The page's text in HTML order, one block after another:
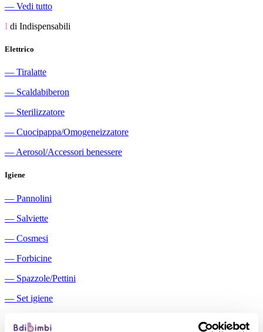
― Vedi tutto
I di Indispensabili
Elettrico
― Tiralatte
― Scaldabiberon
― Sterilizzatore
― Cuocipappa/Omogeneizzatore
― Aerosol/Accessori benessere
Igiene
― Pannolini
― Salviette
― Cosmesi
― Forbicine
― Spazzole/Pettini
― Set igiene